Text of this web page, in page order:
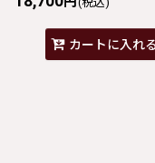
カートに入れる